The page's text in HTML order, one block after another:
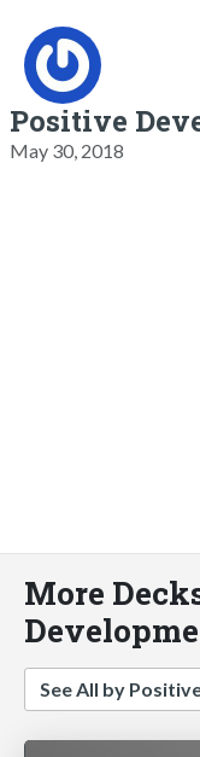
Positive
May 30, 2018
More
See All by